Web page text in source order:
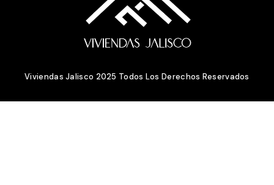
Viviendas Jalisco 2025 Todos Los Derechos Reservados